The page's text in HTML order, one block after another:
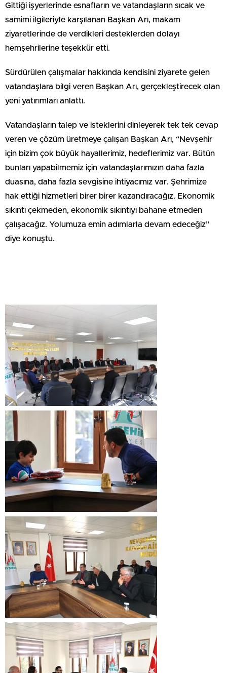
Gittiği işyerlerinde esnafların ve vatandaşların sıcak ve
samimi ilgileriyle karşılanan Başkan Arı, makam
ziyaretlerinde de verdikleri desteklerden dolayı
hemşehrilerine teşekkür etti.
Sürdürülen çalışmalar hakkında kendisini ziyarete gelen
vatandaşlara bilgi veren Başkan Arı, gerçekleştirecek olan
yeni yatırımları anlattı.
Vatandaşların talep ve isteklerini dinleyerek tek tek cevap
veren ve çözüm üretmeye çalışan Başkan Arı, “Nevşehir
için bizim çok büyük hayallerimiz, hedeflerimiz var. Bütün
bunları yapabilmemiz için vatandaşlarımızın daha fazla
duasına, daha fazla sevgisine ihtiyacımız var. Şehrimize
hak ettiği hizmetleri birer birer kazandıracağız. Ekonomik
sıkıntı çekmeden, ekonomik sıkıntıyı bahane etmeden
çalışacağız. Yolumuza emin adımlarla devam edeceğiz”
diye konuştu.